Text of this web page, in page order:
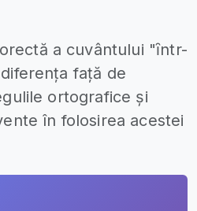
a cuvântului "ȋntr-
față de
ortografice și
în folosirea acestei